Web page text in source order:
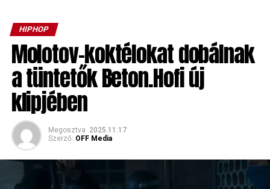
HIPHOP
Molotov-koktélokat dobálnak
a tüntetők Beton.Hofi új
klipjében
Megosztva 2025.11.17
Szerző: OFF Media